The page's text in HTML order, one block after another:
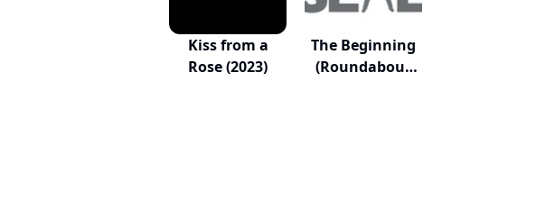
Kiss from a
Rose (2023)
The Beginning
(Roundabout